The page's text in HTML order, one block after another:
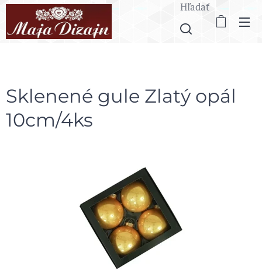
Hľadať
Sklenené gule Zlatý opál
10cm/4ks